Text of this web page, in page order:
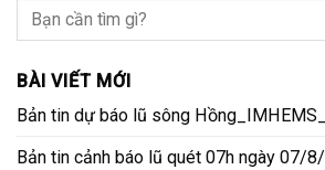
BÀI VIẾT MỚI
Bản tin dự báo lũ sông
Bản tin cảnh báo lũ quét 07h ngày 07/